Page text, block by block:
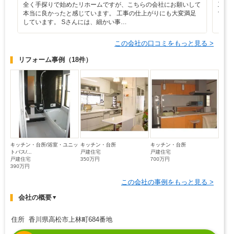
全く手探りで始めたリホームですが、こちらの会社にお願いして
本当に良かったと感じています。 工事の仕上がりにも大変満足
しています。 Sさんには、細かい事…
工
て
この会社の口コミをもっと見る >
リフォーム事例 （18件）
キッチン・台所/浴室・ユニッ
トバス/...
戸建住宅
390万円
キッチン・台所
戸建住宅
350万円
キッチン・台所
戸建住宅
700万円
この会社の事例をもっと見る >
会社の概要▼
住所 香川県高松市上林町684番地